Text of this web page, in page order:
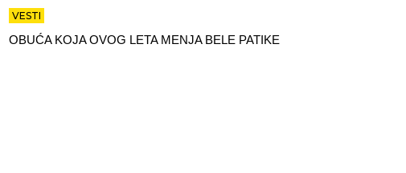
VESTI
OBUĆA KOJA OVOG LETA MENJA BELE PATIKE